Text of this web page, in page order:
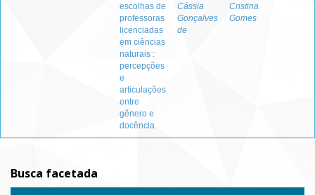
escolhas de
professoras
licenciadas
em ciências
naturais :
percepções
e
articulações
entre
gênero e
docência
Cássia
Gonçalves
de
Cristina
Gomes
Busca facetada